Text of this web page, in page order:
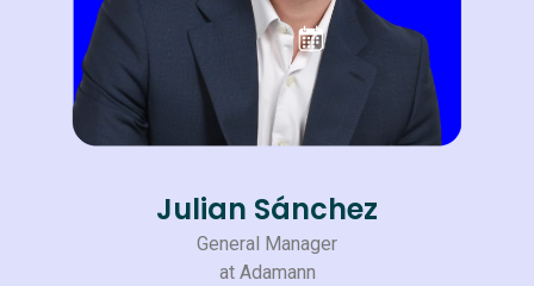
Julian Sánchez
General Manager
at Adamann